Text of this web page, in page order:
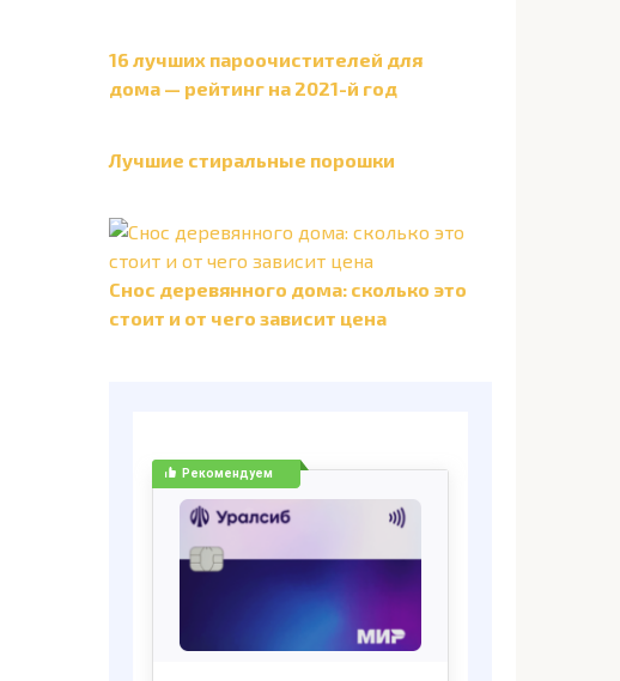
16 лучших пароочистителей для
дома — рейтинг на 2021-й год
Лучшие стиральные порошки
Снос деревянного дома: сколько это
стоит и от чего зависит цена